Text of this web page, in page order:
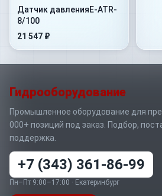
Датчик давленияE-ATR-
8/100
21 547 ₽
Гидрооборудование
Промышленное оборудование для
000+ позиций под заказ. Подбор,
поддержка.
+7 (343) 361-86-99
Пн–Пт 9:00–17:00 · Екатеринбург